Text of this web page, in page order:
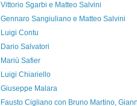
Vittorio Sgarbi e Matteo Salvini
Gennaro Sangiuliano e Matteo Salvini
Luigi Contu
Dario Salvatori
Mariù Safier
Luigi Chiariello
Giuseppe Malara
Fausto Cigliano con Bruno Martino,